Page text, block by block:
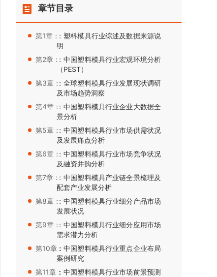
章节目录
第1章： ：塑料模具行业综述及数据来源说
明
第2章：：中国塑料模具行业宏观环境分析
（PEST）
第3章：：全球塑料模具行业发展现状调研
及市场趋势洞察
第4章：：中国塑料模具行业企业大数据全
景分析
第5章：：中国塑料模具行业市场供需状况
及发展痛点分析
第6章：：中国塑料模具行业市场竞争状况
及融资并购分析
第7章：：中国塑料模具产业链全景梳理及
配套产业发展分析
第8章：：中国塑料模具行业细分产品市场
发展状况
第9章：：中国塑料模具行业细分应用市场
需求潜力分析
第10章：：中国塑料模具行业重点企业布局
案例研究
第11章：：中国塑料模具行业市场前景预测